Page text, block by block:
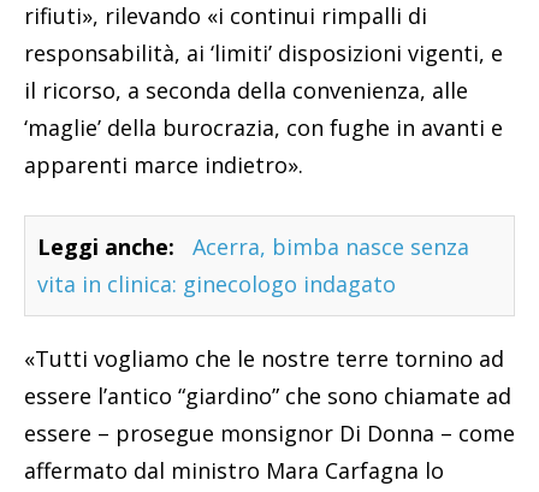
rifiuti», rilevando «i continui rimpalli di
responsabilità, ai ‘limiti’ disposizioni vigenti, e
il ricorso, a seconda della convenienza, alle
‘maglie’ della burocrazia, con fughe in avanti e
apparenti marce indietro».
Leggi anche:
Acerra, bimba nasce senza
vita in clinica: ginecologo indagato
«Tutti vogliamo che le nostre terre tornino ad
essere l’antico “giardino” che sono chiamate ad
essere – prosegue monsignor Di Donna – come
affermato dal ministro Mara Carfagna lo